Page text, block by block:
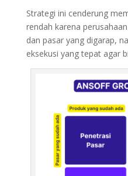
Strategi ini cenderung
rendah karena
dan pasar yang digarap,
eksekusi yang tepat agar